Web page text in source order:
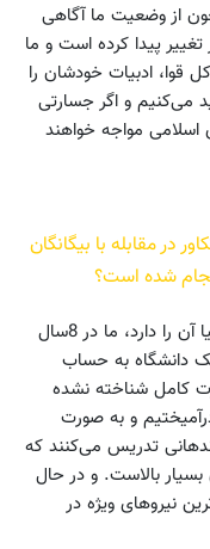
از وضعیت ما آگاهی
پیدا کرده است و ما
قوا، ادبیات خودشان را
می‌کنیم و اگر جسارتی
مواجه خواهند
در مقابله با بیگانگان
شده است؟
تجارب بسیار ارزنده‌ای که کمتر ارتشی در دنیا آن را دارد، ما در 8سال
دانشگاه به حساب
کامل شناخته نشده
و به صورت
تدریس می‌کنند که
بسیار بالاست. و در حال
نیروهای ویژه در